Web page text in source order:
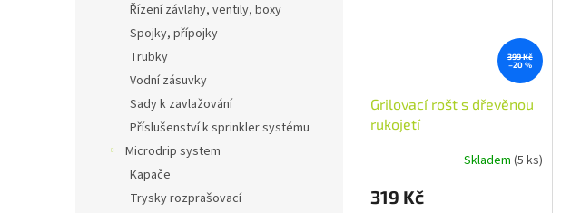
Řízení závlahy, ventily, boxy
Spojky, přípojky
Trubky
Vodní zásuvky
Sady k zavlažování
Příslušenství k sprinkler systému
Microdrip system
Kapače
Trysky rozprašovací
399 Kč
–20 %
Grilovací rošt s dřevěnou
rukojetí
Skladem (5 ks)
319 Kč